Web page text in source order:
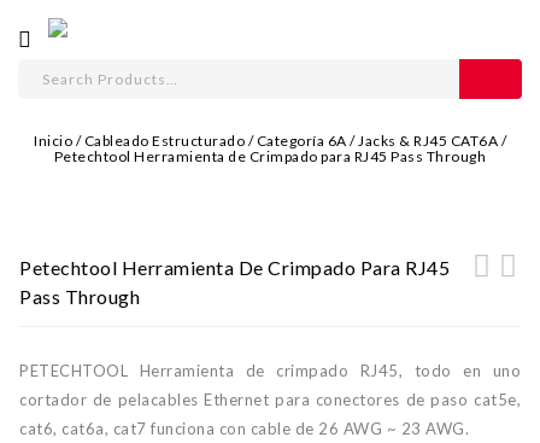
Inicio /Cableado Estructurado /Categoría 6A /Jacks & RJ45 CAT6A /
Petechtool Herramienta de Crimpado para RJ45 Pass Through
Petechtool Herramienta De Crimpado Para RJ45
Pass Through
PETECHTOOL Herramienta de crimpado RJ45, todo en uno
cortador de pelacables Ethernet para conectores de paso cat5e,
cat6, cat6a, cat7 funciona con cable de 26 AWG ~ 23 AWG.